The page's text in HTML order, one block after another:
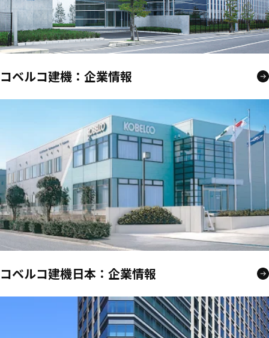
コベルコ建機：企業情報
コベルコ建機日本：企業情報